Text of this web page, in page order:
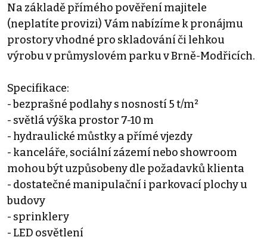
Na základě přímého pověření majitele
(neplatíte provizi) Vám nabízíme k pronájmu
prostory vhodné pro skladování či lehkou
výrobu v průmyslovém parku v Brně-Modřicích.
Specifikace:
- bezprašné podlahy s nosností 5 t/m²
- světlá výška prostor 7-10 m
- hydraulické můstky a přímé vjezdy
- kanceláře, sociální zázemí nebo showroom
mohou být uzpůsobeny dle požadavků klienta
- dostatečné manipulační i parkovací plochy u
budovy
- sprinklery
- LED osvětlení